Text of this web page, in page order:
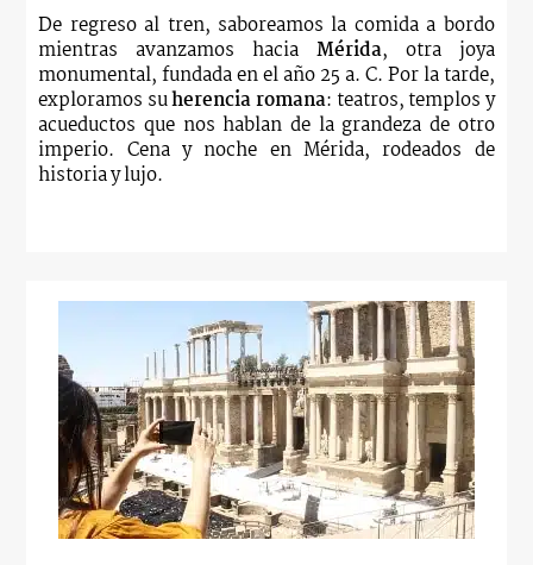
De regreso al tren, saboreamos la comida a bordo
mientras avanzamos hacia Mérida, otra joya
monumental, fundada en el año 25 a. C. Por la tarde,
exploramos suherencia romana: teatros, templos y
acueductos que nos hablan de la grandeza de otro
imperio. Cena y noche en Mérida, rodeados de
historia y lujo.